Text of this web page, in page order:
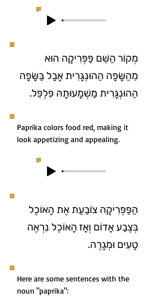
מְקוֹר הַשֵּׁם פַּפְּרִיקָה הוּא
מֵהַשָּׂפָה הַהוּנְגָּרִית אֲבָל בַּשָּׂפָה
הַהוּנְגָּרִית מַשְׁמָעוּתָהּ פִּלְפֵּל.
Paprika colors food red, making it
look appetizing and appealing.
הַפַּפְּרִיקָה צוֹבַעַת אֶת הָאוֹכֶל
בְּצֶבַע אָדוֹם וְאָז הָאוֹכֶל נִרְאֶה
טָעִים וּמְגָרֶה.
Here are some sentences with the
noun "paprika":